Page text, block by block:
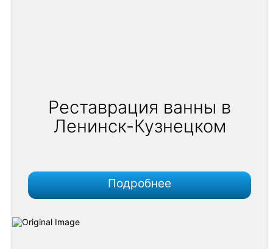
Реставрация ванны в
Ленинск-Кузнецком
Подробнее